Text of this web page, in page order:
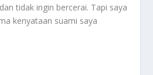
tidak ingin bercerai. Tapi saya
kenyataan suami saya